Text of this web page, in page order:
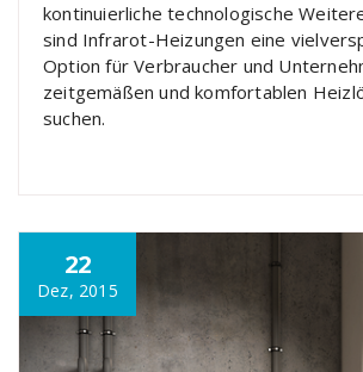
kontinuierliche technologische
sind Infrarot-Heizungen eine
Option für Verbraucher und
zeitgemäßen und komfortablen
suchen.
22
Dez, 2015